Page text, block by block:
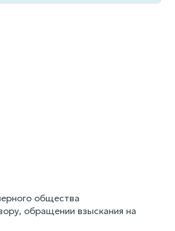
общества
обращении взыскания на